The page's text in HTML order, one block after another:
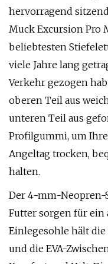
hervorragend
Muck Excursion Pro
beliebtesten
viele Jahre lang
Verkehr gezogen
oberen Teil aus
unteren Teil aus
Profilgummi, um
Angeltag trocken,
halten.
Der 4-mm-Neopren-
Futter sorgen für ein
Einlegesohle hält
und die EVA-